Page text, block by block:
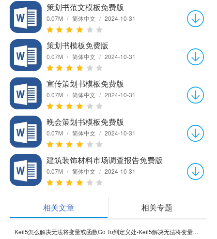
策划书范文模板免费版
0.07M / 简体中文 / 2024-10-31
策划书模板免费版
0.07M / 简体中文 / 2024-10-31
宣传策划书模板免费版
0.07M / 简体中文 / 2024-10-31
晚会策划书模板免费版
0.07M / 简体中文 / 2024-10-31
建筑装饰材料市场调查报告免费版
0.07M / 简体中文 / 2024-10-31
相关文章 相关专题
Keil5怎么解决无法将变量或函数Go To到定义处-Keil5解决无法将变量或函数Go To到定义处的方法